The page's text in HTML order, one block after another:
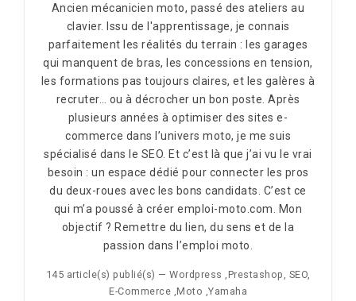
Ancien mécanicien moto, passé des ateliers au
clavier. Issu de l'apprentissage, je connais
parfaitement les réalités du terrain : les garages
qui manquent de bras, les concessions en tension,
les formations pas toujours claires, et les galères à
recruter… ou à décrocher un bon poste. Après
plusieurs années à optimiser des sites e-
commerce dans l’univers moto, je me suis
spécialisé dans le SEO. Et c’est là que j’ai vu le vrai
besoin : un espace dédié pour connecter les pros
du deux-roues avec les bons candidats. C’est ce
qui m’a poussé à créer emploi-moto.com. Mon
objectif ? Remettre du lien, du sens et de la
passion dans l’emploi moto.
145 article(s) publié(s) — Wordpress ,Prestashop, SEO,
E-Commerce ,Moto ,Yamaha